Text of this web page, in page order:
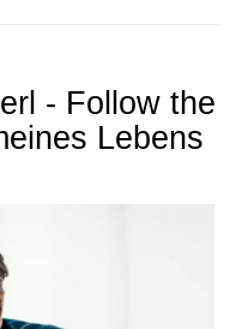
- Follow the
Lebens